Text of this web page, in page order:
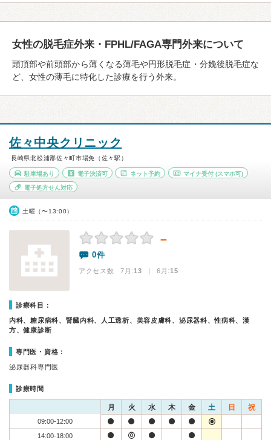
女性の脱毛症外来・FPHL/FAGA専門外来について
頭頂部や前頭部から薄くなる薄毛や円形脱毛症・分娩後脱毛症な
ど、女性の薄毛に特化した診療を行う外来。
佐々中央クリニック
長崎県北松浦郡佐々町市場免（佐々駅）
駐車場あり 電子決済可 ネット予約 マイナ受付 (スマホ可)
電子処方せん対応
土曜（〜13:00）
－
0件
アクセス数 7月:13 | 6月:15
診療科目：
内科、糖尿病科、腎臓内科、人工透析、美容皮膚科、泌尿器科、性病科、漢
方、健康診断
専門医・資格：
泌尿器科専門医
診療時間
月 火 水 木 金 土 日 祝
09:00-12:00
14:00-18:00